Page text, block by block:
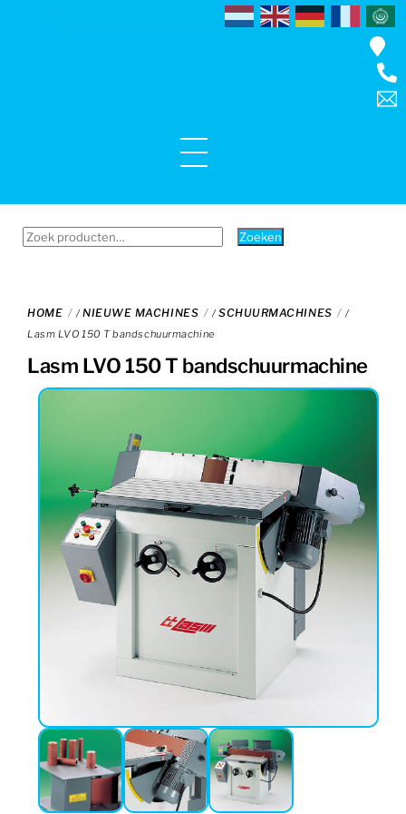
Menu
Zoeken
Zoeken
HOME / NIEUWE MACHINES / SCHUURMACHINES
/
Lasm LVO 150 T bandschuurmachine
Lasm LVO 150 T bandschuurmachine